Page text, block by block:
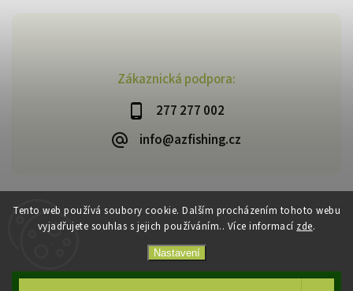
Tento web používá soubory cookie. Dalším procházením tohoto webu
vyjadřujete souhlas s jejich používáním.. Více informací zde.
Nastavení
Zákaznická podpora:
277 277 002
info@azfishing.cz
Copyright 2026AzFishing.cz. Všechna práva vyhrazena.
VytvořilShoptet| Design